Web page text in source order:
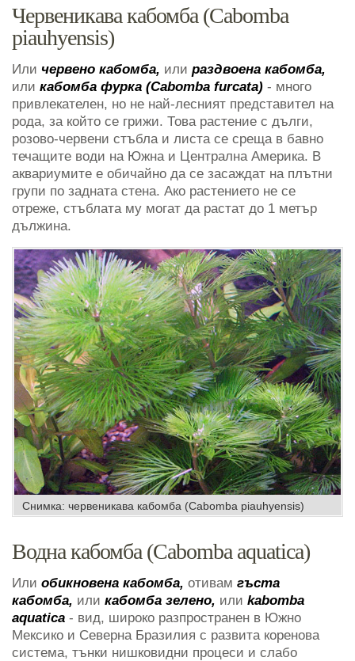
Червеникава кабомба (Cabomba
piauhyensis)
Или червено кабомба, или раздвоена кабомба,
или кабомба фурка (Cabomba furcata) - много
привлекателен, но не най-лесният представител на
рода, за който се грижи. Това растение с дълги,
розово-червени стъбла и листа се среща в бавно
течащите води на Южна и Централна Америка. В
аквариумите е обичайно да се засаждат на плътни
групи по задната стена. Ако растението не се
отреже, стъблата му могат да растат до 1 метър
дължина.
Снимка: червеникава кабомба (Cabomba piauhyensis)
Водна кабомба (Cabomba aquatica)
Или обикновена кабомба, отивам гъста
кабомба, или кабомба зелено, или kabomba
aquatica - вид, широко разпространен в Южно
Мексико и Северна Бразилия с развита коренова
система, тънки нишковидни процеси и слабо